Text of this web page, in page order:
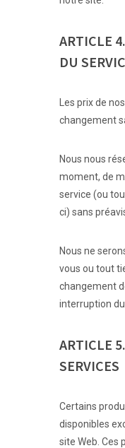
ARTICLE
DU
Les prix de
changement
Nous nous
moment, de
service (ou
ci) sans
Nous ne
vous ou tout
changement
interruption du
ARTICLE
SERVICES
Certains
disponibles
site Web. Ces